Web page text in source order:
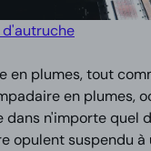
d'autruche
en plumes, tout
en plumes,
dans n'importe quel
opulent suspendu à